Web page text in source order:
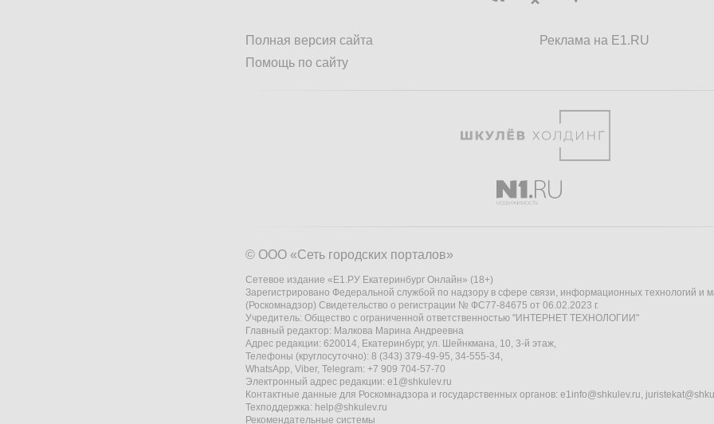
Полная версия сайта
Помощь по сайту
Реклама на E1.RU
© ООО «Сеть городских порталов»
Сетевое издание «Е1.РУ Екатеринбург Онлайн» (18+)
Зарегистрировано Федеральной службой по надзору в сфере связи, информационных технологий и
(Роскомнадзор) Свидетельство о регистрации № ФС77-84675 от 06.02.2023 г.
Учредитель: Общество с ограниченной ответственностью "ИНТЕРНЕТ ТЕХНОЛОГИИ"
Главный редактор: Малкова Марина Андреевна
Адрес редакции: 620014, Екатеринбург, ул. Шейнкмана, 10, 3-й этаж,
Телефоны (круглосуточно): 8 (343) 379-49-95, 34-555-34,
WhatsApp, Viber, Telegram: +7 909 704-57-70
Электронный адрес редакции: e1@shkulev.ru
Контактные данные для Роскомнадзора и государственных органов: e1info@shkulev.ru,
Техподдержка: help@shkulev.ru
Рекомендательные системы